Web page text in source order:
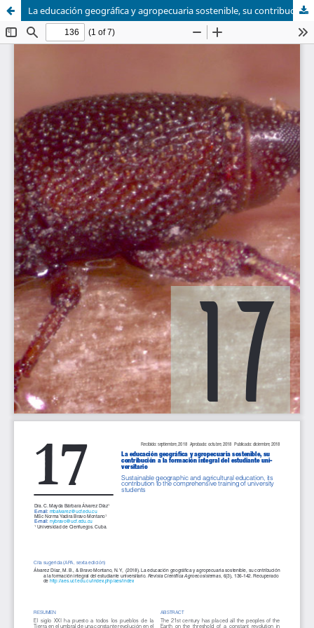
La educación geográfica y agropecuaria sostenible, su contribución a la formación integral del estudiante universitario.